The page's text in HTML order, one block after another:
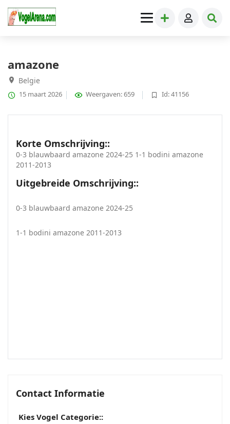
Papegaaien» amazone
amazone
Belgie
15 maart 2026 Weergaven: 659 Id: 41156
Korte Omschrijving::
0-3 blauwbaard amazone 2024-25 1-1 bodini amazone
2011-2013
Uitgebreide Omschrijving::
0-3 blauwbaard amazone 2024-25
1-1 bodini amazone 2011-2013
Contact Informatie
Kies Vogel Categorie::